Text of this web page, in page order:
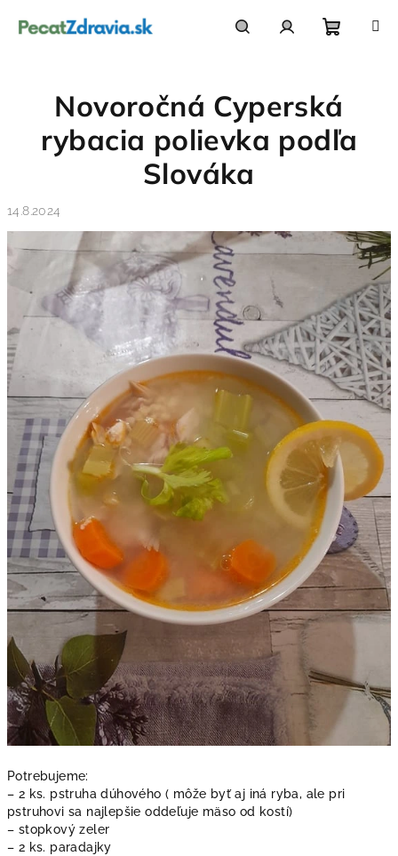
košík
Novoročná Cyperská
rybacia polievka podľa
Slováka
14.8.2024
Potrebujeme:
– 2 ks. pstruha dúhového ( môže byť aj iná ryba, ale pri
pstruhovi sa najlepšie oddeľuje mäso od kostí)
– stopkový zeler
– 2 ks. paradajky